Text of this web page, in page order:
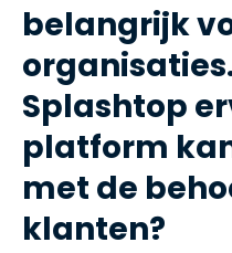
belangrijk
Splashtop
platform
met de
klanten?